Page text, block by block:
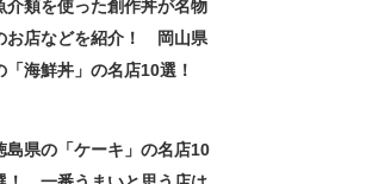
介類を使った創作丼が名物
お店などを紹介！ 岡山県
「海鮮丼」の名店10選！
島県の「ケーキ」の名店10